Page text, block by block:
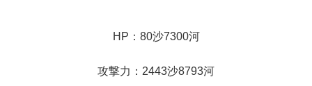
HP：80沙7300河
攻撃力：2443沙8793河